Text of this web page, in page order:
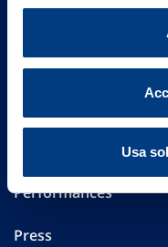
Usa
Governance
Investor Relations
Performances
Press